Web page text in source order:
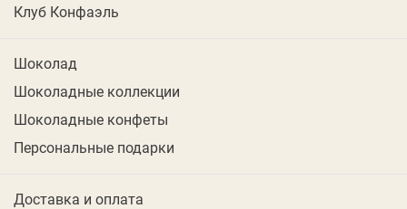
Клуб Конфаэль
Шоколад
Шоколадные коллекции
Шоколадные конфеты
Персональные подарки
Доставка и оплата